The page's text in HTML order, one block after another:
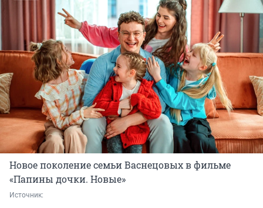
Новое поколение семьи Васнецовых в фильме
«Папины дочки. Новые»
Источник: